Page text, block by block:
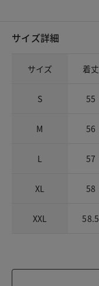
サイズ詳細
サイズ 着丈
S 55
M 56
L 57
XL 58
XXL 58.5